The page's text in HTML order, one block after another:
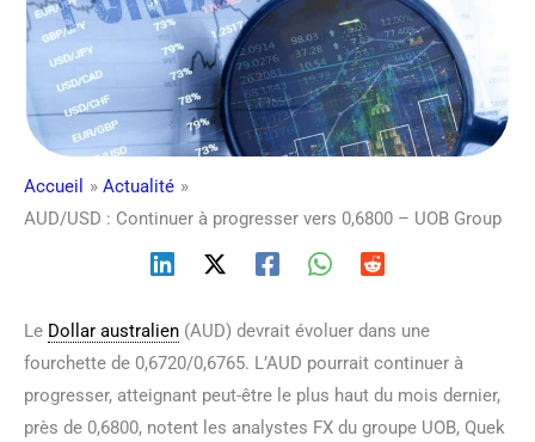
Accueil
Actualité
AUD/USD : Continuer à progresser vers 0,6800 – UOB Group
Le Dollar australien (AUD) devrait évoluer dans une
fourchette de 0,6720/0,6765. L’AUD pourrait continuer à
progresser, atteignant peut-être le plus haut du mois dernier,
près de 0,6800, notent les analystes FX du groupe UOB, Quek